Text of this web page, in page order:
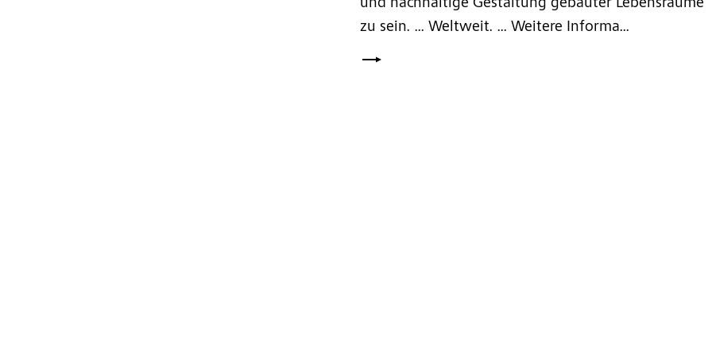
und nachhaltige Gestaltung gebauter Lebensräume
zu sein. ... Weltweit. ... Weitere Informa...